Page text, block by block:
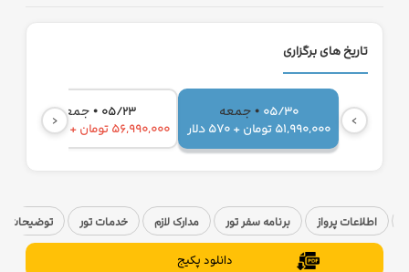
تاریخ های برگزاری
›
05/30
•جمعه
51,990,000 تومان + 570 دلار
05/23
•جمعه
56,990,000 تومان + 570 دلار ‹
اطلاعات پرواز برنامه سفر تور مدارک لازم خدمات تور توضیحات
دانلود پکیج